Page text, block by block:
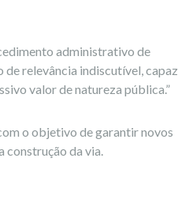
administrativo de
relevância indiscutível, capaz
valor de natureza pública.”
o objetivo de garantir novos
construção da via.